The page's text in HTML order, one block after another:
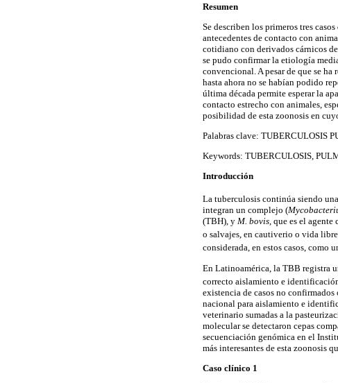
Resumen
Se describen los primeros tres
antecedentes de contacto con
cotidiano con derivados cárnicos
se pudo confirmar la etiología
convencional. A pesar de que se
hasta ahora no se habían podido
última década permite esperar la
contacto estrecho con animales,
posibilidad de esta zoonosis en
Palabras clave: TUBERCULOSIS
Keywords: TUBERCULOSIS,
Introducción
La tuberculosis continúa siendo
integran un complejo (
(TBH), y M. bovis , que es el
o salvajes, en cautiverio o vida
considerada, en estos casos, como
En Latinoamérica, la TBB registra
correcto aislamiento e
existencia de casos no
nacional para aislamiento e
veterinario sumadas a la
molecular se detectaron cepas
secuenciación genómica en el
más interesantes de esta zoonosis
Caso clínico 1